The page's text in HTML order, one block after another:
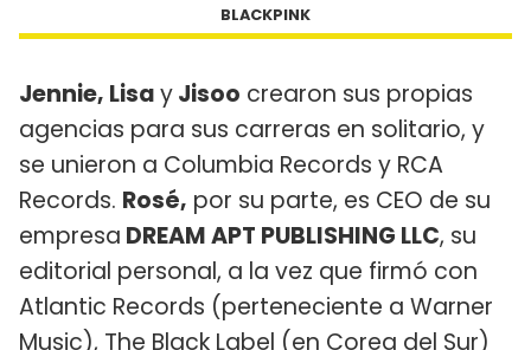
BLACKPINK
Jennie, LisayJisoo crearon sus propias
agencias para sus carreras en solitario, y
se unieron a Columbia Records y RCA
Records. Rosé, por su parte, es CEO de su
empresa DREAM APT PUBLISHING LLC, su
editorial personal, a la vez que firmó con
Atlantic Records (perteneciente a Warner
Music), The Black Label (en Corea del Sur)